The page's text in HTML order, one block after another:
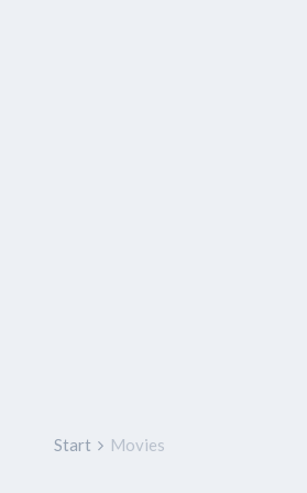
Start Movies